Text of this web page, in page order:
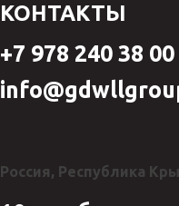
КОНТАКТЫ
+7 978 240 38 00
Россия, Республика